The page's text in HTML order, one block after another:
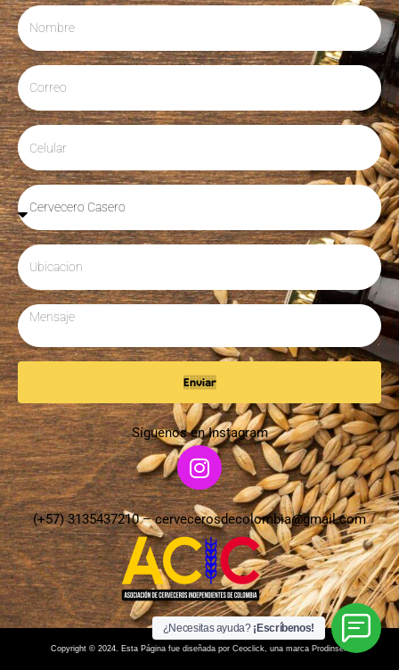
Enviar
Síguenos en Instagram
(+57) 3135437210 –cervecerosdecolombia@gmail.com
Copyright © 2024. Esta Página fue diseñada por Ceoclick, una marca Prodinser.
¿Necesitas ayuda? ¡Escríbenos!